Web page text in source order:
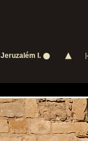
Jeruzalém I.